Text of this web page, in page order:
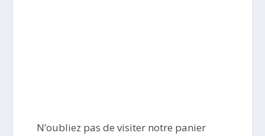
N’oubliez pas de visiter notre panier